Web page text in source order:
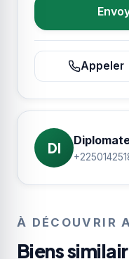
Appeler
DI
À DÉCOUVRIR
Biens